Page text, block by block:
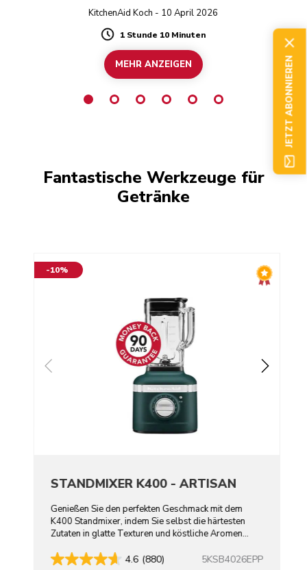
KitchenAid Koch - 10 April 2026
Duration
1 Stunde 10 Minuten
MEHR ANZEIGEN
Fantastische Werkzeuge für
Getränke
-10%
STANDMIXER K400 - ARTISAN
Genießen Sie den perfekten Geschmack mit dem
K400 Standmixer, indem Sie selbst die härtesten
Zutaten in glatte Texturen und köstliche Aromen
4.6 (880) 5KSB4026EPP
JETZT ABONNIEREN